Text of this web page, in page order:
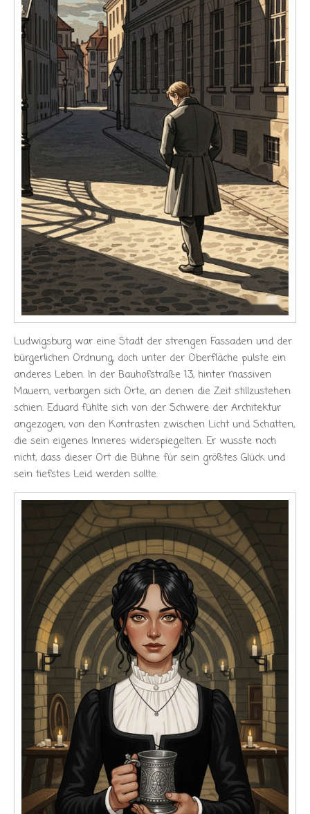
Ludwigsburg war eine Stadt der strengen Fassaden und der
bürgerlichen Ordnung, doch unter der Oberfläche pulste ein
anderes Leben. In der Bauhofstraße 13, hinter massiven
Mauern, verbargen sich Orte, an denen die Zeit stillzustehen
schien. Eduard fühlte sich von der Schwere der Architektur
angezogen, von den Kontrasten zwischen Licht und Schatten,
die sein eigenes Inneres widerspiegelten. Er wusste noch
nicht, dass dieser Ort die Bühne für sein größtes Glück und
sein tiefstes Leid werden sollte.